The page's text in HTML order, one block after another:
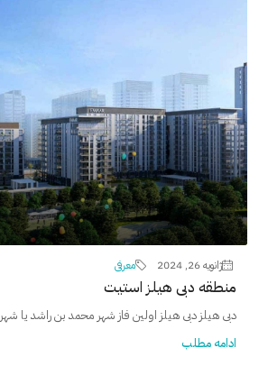
ژانویه 26, 2024 معرفی
منطقه دبی هیلز استیت
دبی هیلز دبی هیلز اولین فاز شهر محمد بن راشد یا شهر MBR...
ادامه مطلب